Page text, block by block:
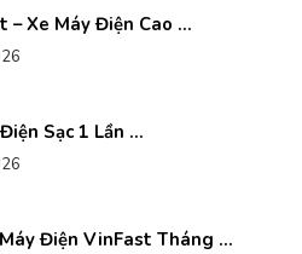
– Xe Máy Điện Cao ...
Sạc 1 Lần ...
Điện VinFast Tháng ...